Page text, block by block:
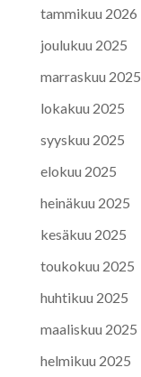
tammikuu 2026
joulukuu 2025
marraskuu 2025
lokakuu 2025
syyskuu 2025
elokuu 2025
heinäkuu 2025
kesäkuu 2025
toukokuu 2025
huhtikuu 2025
maaliskuu 2025
helmikuu 2025